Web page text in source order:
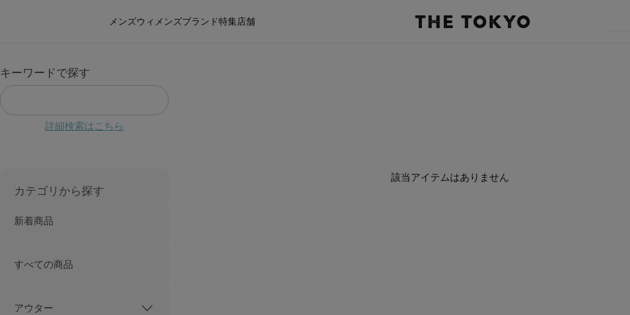
メンズウィメンズブランド特集店舗
キーワードで探す
詳細検索はこちら
カテゴリから探す
新着商品
すべての商品
アウター
該当アイテムはありません